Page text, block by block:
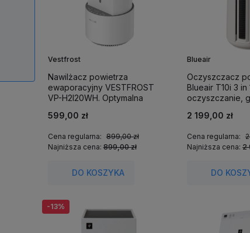
Vestfrost
Nawilżacz powietrza
ewaporacyjny VESTFROST
VP-H2I20WH. Optymalna
m².
599,00 zł
Cena regularna: 899,00 zł
Najniższa cena:899,00 zł
DO KOSZYKA
Blueair
Oczyszczacz
Blueair T10i 3 in
oczyszczanie,
2 199,00 zł
Cena regularna:
Najniższa cena:2
DO
-13%